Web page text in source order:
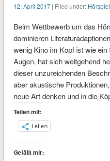
12. April 2017| Filed under:
Beim Wettbewerb um das
dominieren
wenig Kino im Kopf ist wie
Augen, hat sich weitgehend
dieser unzureichenden
aber akustische
neue Art denken und in die
Teilen mit:
Teilen
Gefällt mir: